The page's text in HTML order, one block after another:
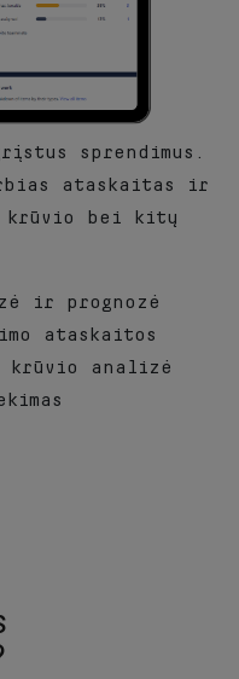
sprendimus.
ataskaitas ir
krūvio bei kitų
ir prognozė
ataskaitos
krūvio analizė